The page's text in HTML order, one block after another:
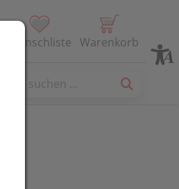
Wunschliste Warenkorb